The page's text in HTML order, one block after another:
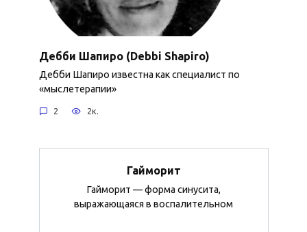
Дебби Шапиро (Debbi Shapiro)
Дебби Шапиро известна как специалист по
«мыслетерапии»
2 2к.
Гайморит
Гайморит — форма синусита,
выражающаяся в воспалительном